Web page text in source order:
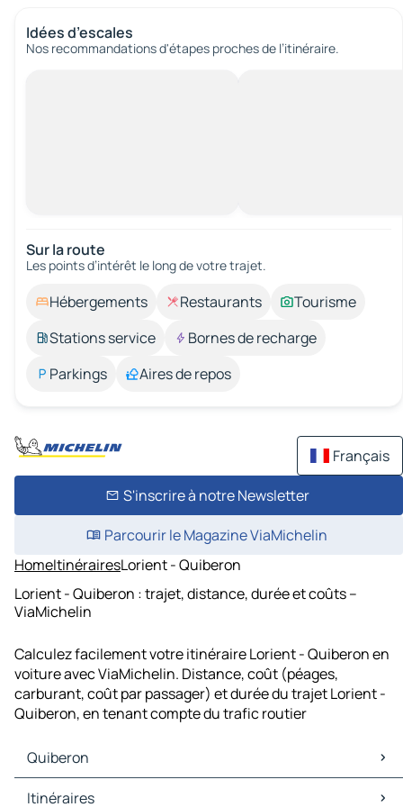
Idées d’escales
Nos recommandations d'étapes proches de l’itinéraire.
Sur la route
Les points d’intérêt le long de votre trajet.
Hébergements Restaurants
Tourisme
Stations service
Bornes de recharge
Parkings
Aires de repos
Français
S'inscrire à notre Newsletter
Parcourir le Magazine ViaMichelin
HomeItinérairesLorient - Quiberon
Lorient - Quiberon : trajet, distance, durée et coûts –
ViaMichelin
Calculez facilement votre itinéraire Lorient - Quiberon en
voiture avec ViaMichelin. Distance, coût (péages,
carburant, coût par passager) et durée du trajet Lorient -
Quiberon, en tenant compte du trafic routier
Quiberon
Quiberon Cartes et plans
Itinéraires